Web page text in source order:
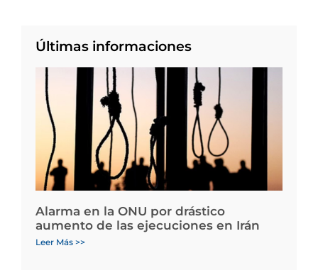
Últimas informaciones
Alarma en la ONU por drástico
aumento de las ejecuciones en Irán
Leer Más >>